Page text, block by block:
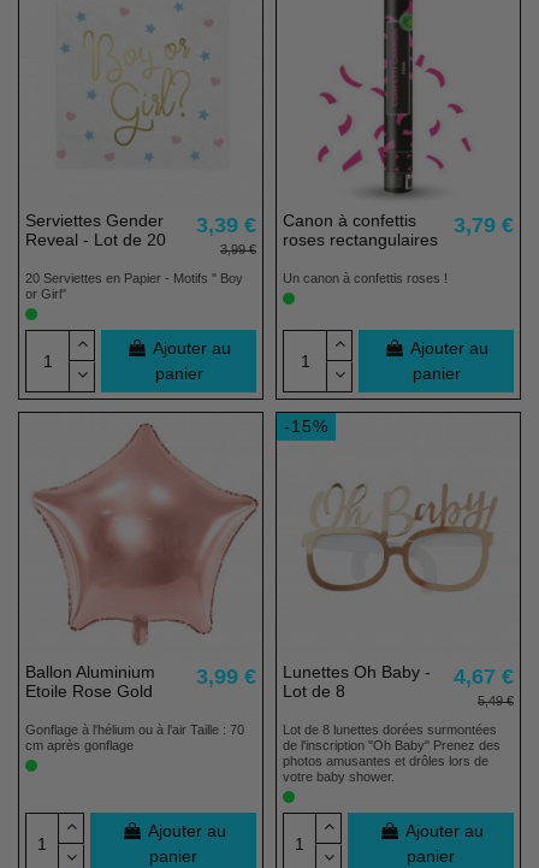
Serviettes Gender
Reveal - Lot de 20
3,39 €
3,99 €
20 Serviettes en Papier - Motifs " Boy
or Girl"
Ajouter au
panier
Canon à confettis
roses rectangulaires
3,79 €
Un canon à confettis roses !
Ajouter au
panier
Ballon Aluminium
Etoile Rose Gold
3,99 €
Gonflage à l'hélium ou à l'air Taille : 70
cm après gonflage
Ajouter au
panier
-15%
Lunettes Oh Baby -
Lot de 8
4,67 €
5,49 €
Lot de 8 lunettes dorées surmontées
de l'inscription "Oh Baby" Prenez des
photos amusantes et drôles lors de
votre baby shower.
Ajouter au
panier